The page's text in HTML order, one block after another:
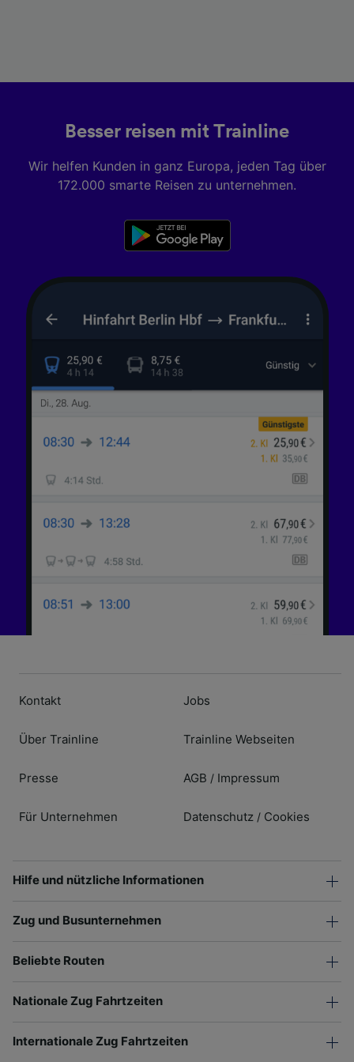
Besser reisen mit Trainline
Wir helfen Kunden in ganz Europa, jeden Tag über
172.000 smarte Reisen zu unternehmen.
Kontakt
Über Trainline
Presse
Für Unternehmen
Jobs
Trainline Webseiten
AGB / Impressum
Datenschutz / Cookies
Hilfe und nützliche Informationen
Zug und Busunternehmen
Beliebte Routen
Nationale Zug Fahrtzeiten
Internationale Zug Fahrtzeiten